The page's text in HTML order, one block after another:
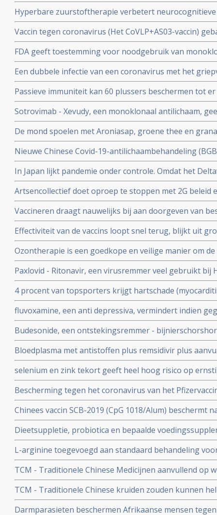
coronavirus - Covid-19 dan een vaccin dat zijn
Hyperbare zuurstoftherapie verbetert
veroorzaakt door coronabesmetting bij patienten met
Vaccin tegen coronavirus (Het CoVLP+AS03-vaccin)
stoffen geeft uitstekende bescherming tegen ziek
ziekte (78 procent)
FDA geeft toestemming voor noodgebruik van
(tixagevimab plus cilgavimab) voor preventie van
immuunziekte die niet goed reageren op de
Een dubbele infectie van een coronavirus met het
ziekte en meer ziekenhuisopnames en overlijdingen
studie.
Passieve immuniteit kan 60 plussers beschermen tot
viroloog Jaap Goudsmid
Sotrovimab - Xevudy, een monoklonaal antilichaam,
bij patienten die reeds besmet zijn. EMA gaat snel
gebruik in Europa.
De mond spoelen met Aroniasap, groene thee en
het coronavirus - Covid-19 virus en geeft 80 tot 97
doorgeven van virus.
Nieuwe Chinese Covid-19-antilichaambehandeling
Covid-19 - coronavirus is veelbelovend en
Chinese coronapatienten
In Japan lijkt pandemie onder controle. Omdat het
gemuteerd of omdat er veel ivermectine wordt
Artsencollectief doet oproep te stoppen met 2G beleid
de druk op de zorg te verminderen
Vaccineren draagt nauwelijks bij aan doorgeven van
vaccineren lijkt juist doorgeven van besmettingen en
stimuleren. Bewijst groot internationaal onderzoek in
Effectiviteit van de vaccins loopt snel terug, blijkt uit
onder 800.000 veteranen.
Ozontherapie is een goedkope en veilige manier om
virussen - de overvloedige zwavel bevattende
SARS-CoV-2 aan te pakken en te elimineren
Paxlovid - Ritonavir, een virusremmer veel gebruikt bij
ziekenhuisopname bij kwetsbare coronapatiënten met
tijd wordt ingenomen
4 procent van topsporters krijgt hartschade
na lichte klachten als na ernstige klachten blijkt uit
fluvoxamine, een anti depressiva, vermindert indien
het risico op overlijden met 90 procent door COVID-19
met de ziekte om intensieve medische zorg te krijgen
Budesonide, een ontstekingsremmer -
astmapatienten, blijkt gebruikt als neusspray effectief
coronavirus - Covid-19
Bloedplasma met antistoffen plus remsidivir plus
en aspirine moet president Donald Trump redden van
selenium en zink tekort geeft heel hoog risico op
aan het coronavirus - Covid-19. Blijkt uit nieuw
Bescherming tegen het coronavirus van het
minder. Na 5 maanden is slechts nog 47 procent
Chinees vaccin SCB-2019 (CpG 1018/Alum) beschermt
ziekenhuisopname en overlijden bij alle bekende
Covid-19 blijkt uit SPECTRA fase III studie
Dieetsuppletie, probiotica en bepaalde
of als aanvullende of alleenstaande behandeling van
coronavirus - SARS-CoV-2 - geeft interessante
studies
L-arginine toegevoegd aan standaard behandeling
ernstige ziekte door coronavirus - Covid-19 verbetert
ziekenhuisverblijf met
TCM - Traditionele Chinese Medicijnen aanvullend op
bij patienten met milde tot matige COVID-19 -
TCM - Traditionele Chinese kruiden zouden kunnen
Corona virus, zeggen Chinese onderzoekers
Darmparasieten beschermen Afrikaanse mensen